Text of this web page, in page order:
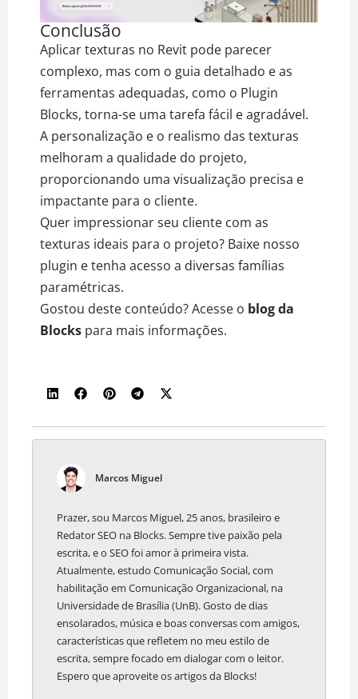
Conclusão
Aplicar texturas no Revit pode parecer
complexo, mas com o guia detalhado e as
ferramentas adequadas, como o Plugin
Blocks, torna-se uma tarefa fácil e agradável.
A personalização e o realismo das texturas
melhoram a qualidade do projeto,
proporcionando uma visualização precisa e
impactante para o cliente.
Quer impressionar seu cliente com as
texturas ideais para o projeto? Baixe nosso
plugin e tenha acesso a diversas famílias
paramétricas.
Gostou deste conteúdo? Acesse o blog da
Blocks para mais informações.
Marcos Miguel
Prazer, sou Marcos Miguel, 25 anos, brasileiro e
Redator SEO na Blocks. Sempre tive paixão pela
escrita, e o SEO foi amor à primeira vista.
Atualmente, estudo Comunicação Social, com
habilitação em Comunicação Organizacional, na
Universidade de Brasília (UnB). Gosto de dias
ensolarados, música e boas conversas com amigos,
características que refletem no meu estilo de
escrita, sempre focado em dialogar com o leitor.
Espero que aproveite os artigos da Blocks!